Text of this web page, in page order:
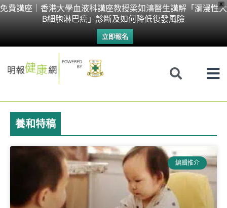
X
免費講座｜香港大學血液科講座教授梁如鴻醫生講解「瀰漫性大
B細胞淋巴癌」診斷及如何降低復發風險
立即報名
Skip
養和特稿
編輯推介
PagePagePagePagePagePage Page